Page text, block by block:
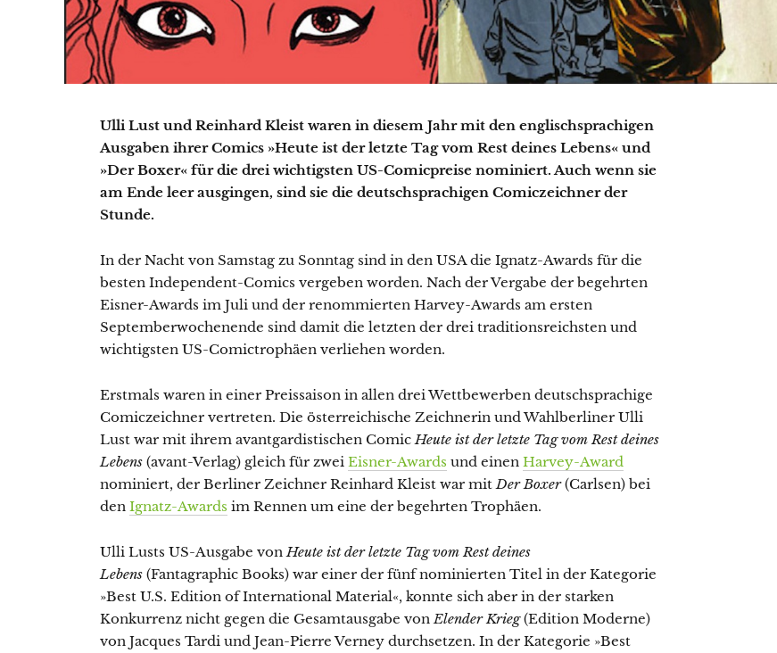
Ulli Lust und Reinhard Kleist waren in diesem Jahr mit den englischsprachigen
Ausgaben ihrer Comics »Heute ist der letzte Tag vom Rest deines Lebens« und
»Der Boxer« für die drei wichtigsten US-Comicpreise nominiert. Auch wenn sie
am Ende leer ausgingen, sind sie die deutschsprachigen Comiczeichner der
Stunde.
In der Nacht von Samstag zu Sonntag sind in den USA die Ignatz-Awards für die
besten Independent-Comics vergeben worden. Nach der Vergabe der begehrten
Eisner-Awards im Juli und der renommierten Harvey-Awards am ersten
Septemberwochenende sind damit die letzten der drei traditionsreichsten und
wichtigsten US-Comictrophäen verliehen worden.
Erstmals waren in einer Preissaison in allen drei Wettbewerben deutschsprachige
Comiczeichner vertreten. Die österreichische Zeichnerin und Wahlberliner Ulli
Lust war mit ihrem avantgardistischen Comic Heute ist der letzte Tag vom Rest deines
Lebens (avant-Verlag) gleich für zwei Eisner-Awards und einen Harvey-Award
nominiert, der Berliner Zeichner Reinhard Kleist war mit Der Boxer(Carlsen) bei
den Ignatz-Awards im Rennen um eine der begehrten Trophäen.
Ulli Lusts US-Ausgabe von Heute ist der letzte Tag vom Rest deines
Lebens (Fantagraphic Books) war einer der fünf nominierten Titel in der Kategorie
»Best U.S. Edition of International Material«, konnte sich aber in der starken
Konkurrenz nicht gegen die Gesamtausgabe von Elender Krieg(Edition Moderne)
von Jacques Tardi und Jean-Pierre Verney durchsetzen. In der Kategorie »Best